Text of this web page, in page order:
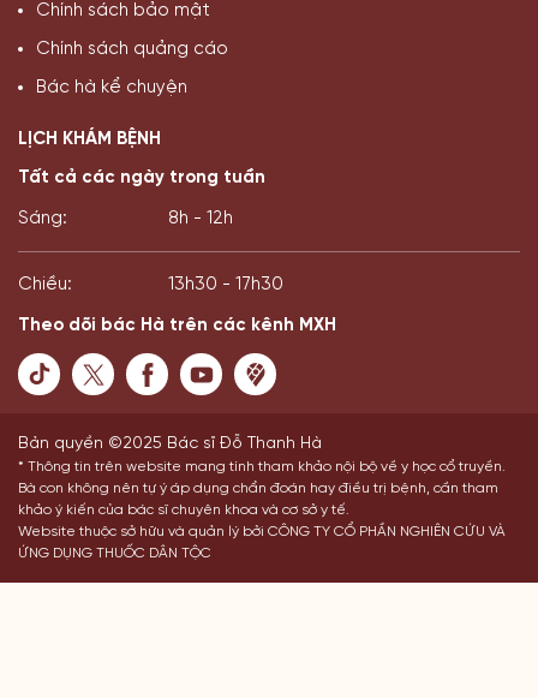
Chính sách bảo mật
Chính sách quảng cáo
Bác hà kể chuyện
LỊCH KHÁM BỆNH
Tất cả các ngày trong tuần
Sáng: 8h - 12h
Chiều: 13h30 - 17h30
Theo dõi bác Hà trên các kênh MXH
Bản quyền ©2025 Bác sĩ Đỗ Thanh Hà
* Thông tin trên website mang tính tham khảo nội bộ về y học cổ truyền.
Bà con không nên tự ý áp dụng chẩn đoán hay điều trị bệnh, cần tham
khảo ý kiến của bác sĩ chuyên khoa và cơ sở y tế.
Website thuộc sở hữu và quản lý bởi CÔNG TY CỔ PHẦN NGHIÊN CỨU VÀ
ỨNG DỤNG THUỐC DÂN TỘC